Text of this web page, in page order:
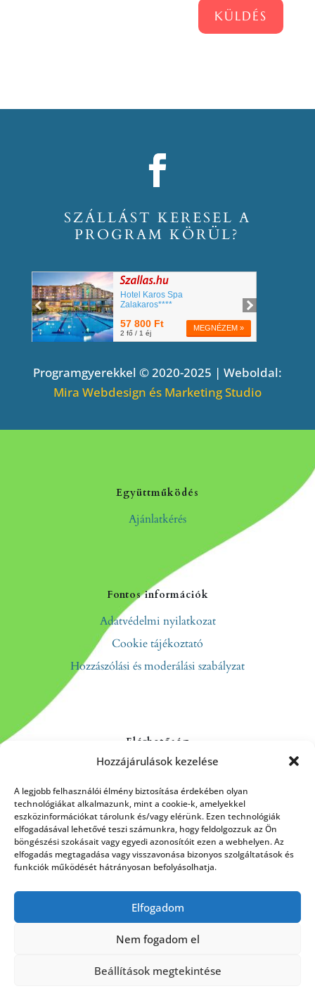
Hozzájárulások kezelése
A legjobb felhasználói élmény biztosítása érdekében olyan
technológiákat alkalmazunk, mint a cookie-k, amelyekkel
eszközinformációkat tárolunk és/vagy elérünk. Ezen technológiák
elfogadásával lehetővé teszi számunkra, hogy feldolgozzuk az Ön
böngészési szokásait vagy egyedi azonosítóit ezen a webhelyen. Az
elfogadás megtagadása vagy visszavonása bizonyos szolgáltatások és
funkciók működését hátrányosan befolyásolhatja.
Elfogadom
Nem fogadom el
Beállítások megtekintése
KÜLDÉS
SZÁLLÁST KERESEL A
PROGRAM KÖRÜL?
Programgyerekkel © 2020-2025 | Weboldal:
Mira Webdesign és Marketing Studio
Együttműködés
Ajánlatkérés
Fontos információk
Adatvédelmi nyilatkozat
Cookie tájékoztató
Hozzászólási és moderálási szabályzat
Elérhetőség
Kapcsolat
Rólunk
HÍRLEVÉL FELIRATKOZÁS